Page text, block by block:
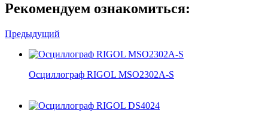
Рекомендуем ознакомиться:
Предыдущий
Осциллограф RIGOL MSO2302A-S